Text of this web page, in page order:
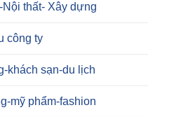
Nội thất- Xây dựng
công ty
khách sạn-du lịch
mỹ phẩm-fashion